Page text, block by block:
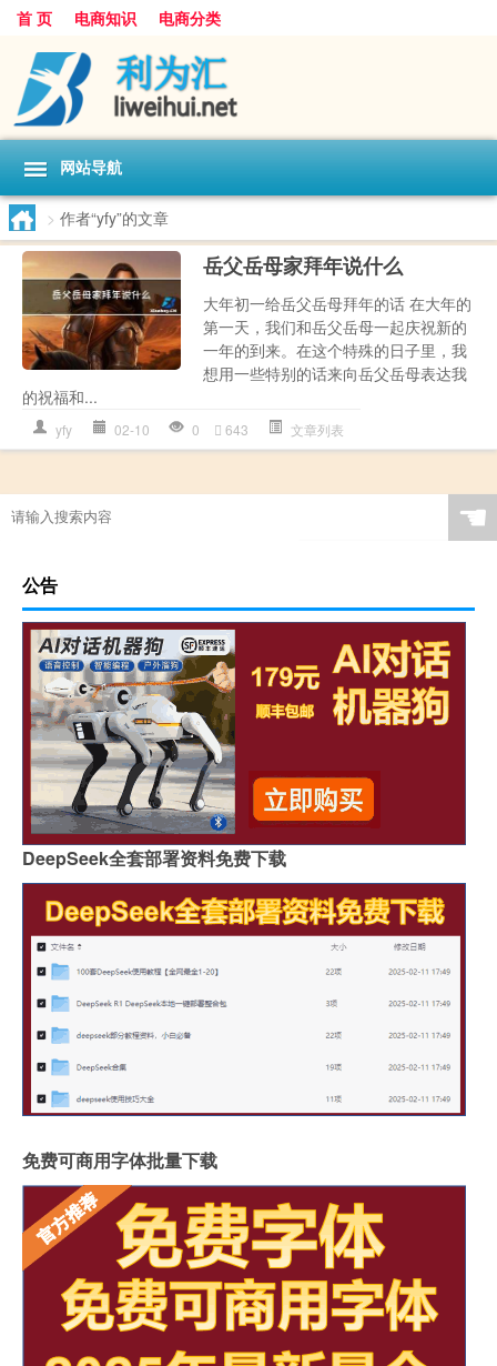
首 页 电商知识 电商分类
网站导航
> 作者“yfy”的文章
岳父岳母家拜年说什么
大年初一给岳父岳母拜年的话 在大年的
第一天，我们和岳父岳母一起庆祝新的
一年的到来。在这个特殊的日子里，我
想用一些特别的话来向岳父岳母表达我
的祝福和...
yfy 02-10 0 643 文章列表
☚
公告
DeepSeek全套部署资料免费下载
免费可商用字体批量下载